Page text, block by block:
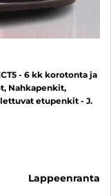
- 6 kk korotonta ja
Nahkapenkit,
etupenkit - J.
lappeenranta